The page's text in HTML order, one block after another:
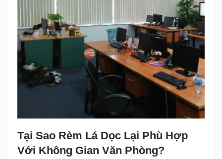
Tại Sao Rèm Lá Dọc Lại Phù Hợp
Với Không Gian Văn Phòng?